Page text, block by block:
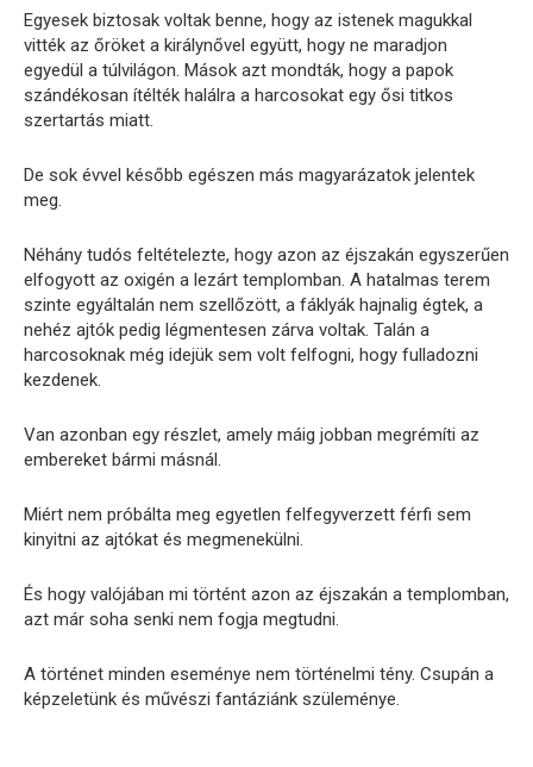
Egyesek biztosak voltak benne, hogy az istenek magukkal
vitték az őröket a királynővel együtt, hogy ne maradjon
egyedül a túlvilágon. Mások azt mondták, hogy a papok
szándékosan ítélték halálra a harcosokat egy ősi titkos
szertartás miatt.
De sok évvel később egészen más magyarázatok jelentek
meg.
Néhány tudós feltételezte, hogy azon az éjszakán egyszerűen
elfogyott az oxigén a lezárt templomban. A hatalmas terem
szinte egyáltalán nem szellőzött, a fáklyák hajnalig égtek, a
nehéz ajtók pedig légmentesen zárva voltak. Talán a
harcosoknak még idejük sem volt felfogni, hogy fulladozni
kezdenek.
Van azonban egy részlet, amely máig jobban megrémíti az
embereket bármi másnál.
Miért nem próbálta meg egyetlen felfegyverzett férfi sem
kinyitni az ajtókat és megmenekülni.
És hogy valójában mi történt azon az éjszakán a templomban,
azt már soha senki nem fogja megtudni.
A történet minden eseménye nem történelmi tény. Csupán a
képzeletünk és művészi fantáziánk szüleménye.